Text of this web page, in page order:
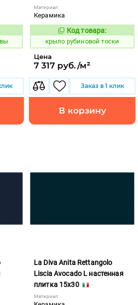
Материал:
Керамика
838106
Код товара:
крыло рубиновой тоски
Цена
7 317 руб./м²
Заказ в 1 клик
В корзину
La Diva Anita Rettangolo
Liscia Avocado L настенная
плитка 15x30
Материал: